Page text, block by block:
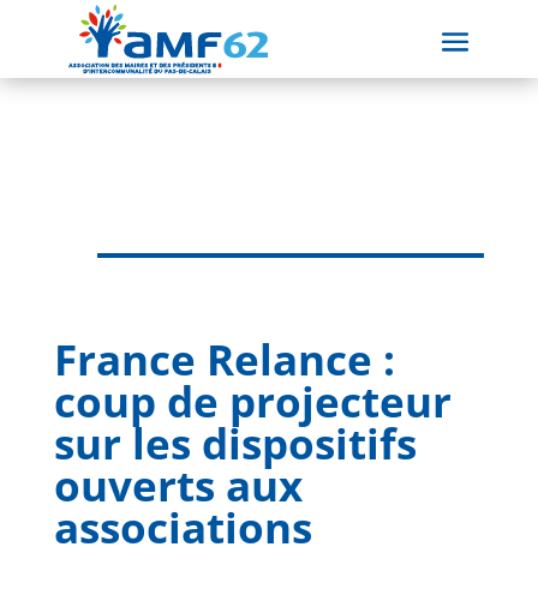
France Relance :
coup de projecteur
sur les dispositifs
ouverts aux
associations